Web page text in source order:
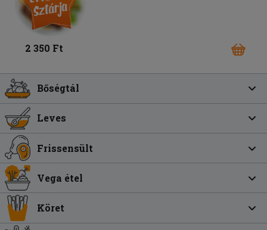
2 350 Ft
Bőségtál
Leves
Frissensült
Vega étel
Köret